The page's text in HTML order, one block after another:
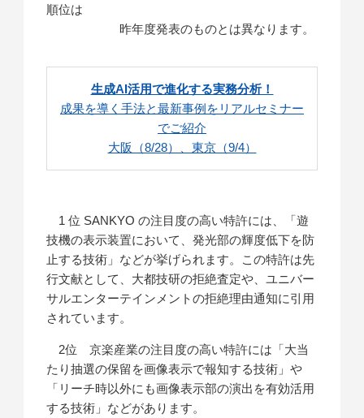
順位は
昨年度発表のものとは異なります。
生成AI活用で進化する実務分析！
成果を導く手法と最新事例をリアルセミナー
でご紹介
大阪（8/28）、東京（9/4）
1 位 SANKYO の注目度の高い特許には、「遊
技機の表示装置において、発光部の輝度低下を防
止する技術」などが挙げられます。この特許は先
行文献として、大都技研の拒絶査定や、ユニバー
サルエンターテインメントの拒絶理由通知に引用
されています。
2位 京楽産業の注目度の高い特許には「大当
たり抽選の保留を画像表示で報知する技術」や
「リーチ時以外にも画像表示部の演出を有効活用
する技術」などがあります。